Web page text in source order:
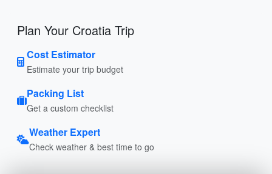
Plan Your Croatia Trip
Cost Estimator
Estimate your trip budget
Packing List
Get a custom checklist
Weather Expert
Check weather & best time to go